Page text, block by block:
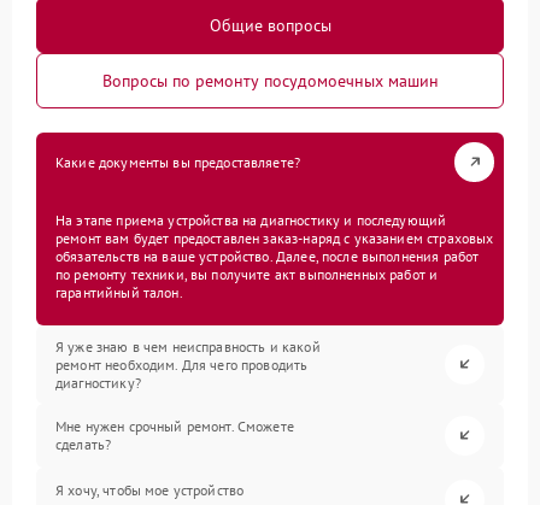
Общие вопросы
Вопросы по ремонту посудомоечных машин
Какие документы вы предоставляете?
На этапе приема устройства на диагностику и последующий
ремонт вам будет предоставлен заказ-наряд с указанием страховых
обязательств на ваше устройство. Далее, после выполнения работ
по ремонту техники, вы получите акт выполненных работ и
гарантийный талон.
Я уже знаю в чем неисправность и какой
ремонт необходим. Для чего проводить
диагностику?
Мне нужен срочный ремонт. Сможете
сделать?
Я хочу, чтобы мое устройство